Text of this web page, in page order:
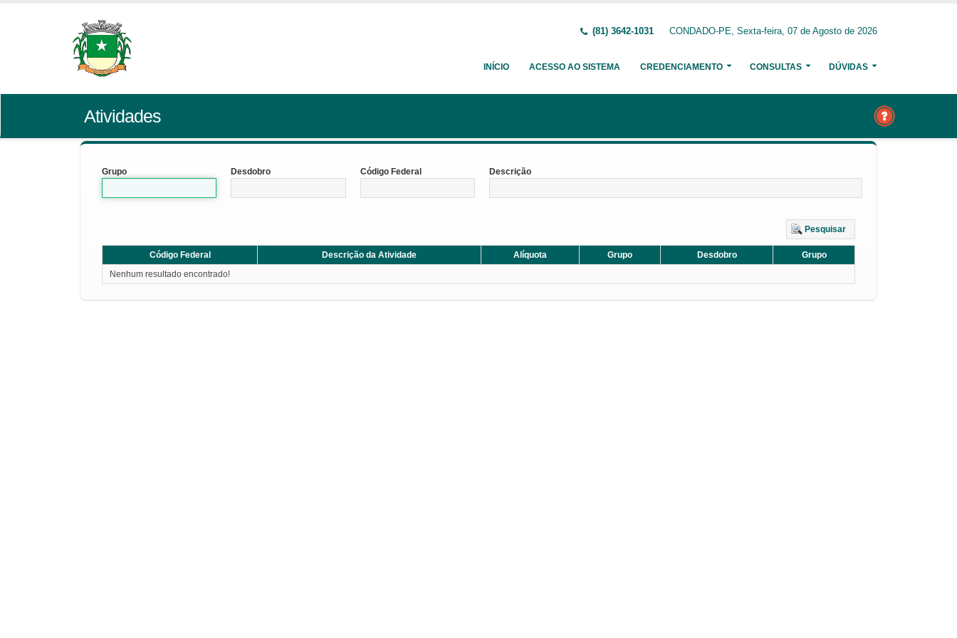
(81) 3642-1031 CONDADO-PE, Sexta-feira, 07 de Agosto de 2026
INÍCIO ACESSO AO SISTEMA CREDENCIAMENTO CONSULTAS DÚVIDAS
Atividades
Grupo Desdobro Código Federal Descrição
Pesquisar
Código Federal Descrição da Atividade Alíquota Grupo Desdobro
Grupo
Nenhum resultado encontrado!